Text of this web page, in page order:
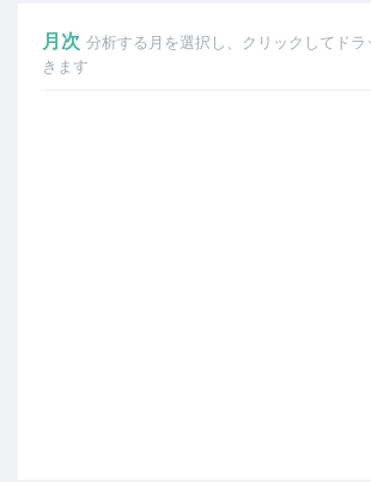
月次 分析する月を選択し、クリックしてド
きます